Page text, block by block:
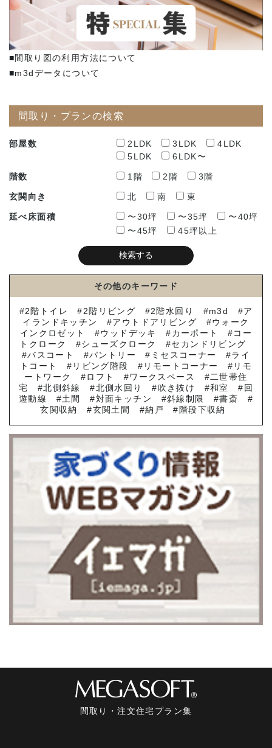
■間取り図の利用方法について
■m3dデータについて
間取り・プランの検索
部屋数 2LDK 3LDK
4LDK
5LDK
6LDK〜
階数 1階 2階 3階
玄関向き 北 南 東
延べ床面積 〜30坪 〜35坪
〜40坪
〜45坪
45坪以上
その他のキーワード
2階トイレ 2階リビング 2階水回り m3d
ア
イランドキッチン
アウトドアリビング
ウォーク
インクロゼット
ウッドデッキ カーポート
コー
トクローク
シューズクローク
セカンドリビング
バスコート
パントリー ミセスコーナー
ライ
トコート
リビング階段 リモートコーナー
リモ
ートワーク
ロフト ワークスペース
二世帯住
宅
北側斜線 北側水回り 吹き抜け 和室
回
遊動線
土間 対面キッチン 斜線制限
書斎
玄関収納
玄関土間 納戸 階段下収納
間取り・注文住宅プラン集